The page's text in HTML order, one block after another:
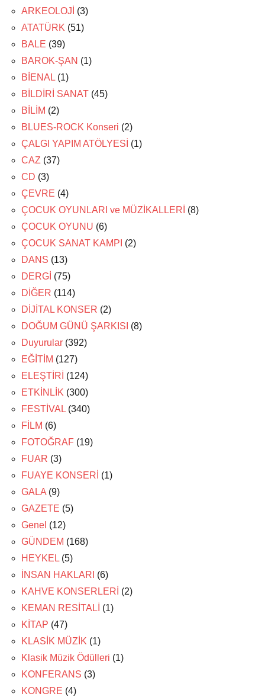
ARKEOLOJİ (3)
ATATÜRK (51)
BALE (39)
BAROK-ŞAN (1)
BİENAL (1)
BİLDİRİ SANAT (45)
BİLİM (2)
BLUES-ROCK Konseri (2)
ÇALGI YAPIM ATÖLYESİ (1)
CAZ (37)
CD (3)
ÇEVRE (4)
ÇOCUK OYUNLARI ve MÜZİKALLERİ (8)
ÇOCUK OYUNU (6)
ÇOCUK SANAT KAMPI (2)
DANS (13)
DERGİ (75)
DİĞER (114)
DİJİTAL KONSER (2)
DOĞUM GÜNÜ ŞARKISI (8)
Duyurular (392)
EĞİTİM (127)
ELEŞTİRİ (124)
ETKİNLİK (300)
FESTİVAL (340)
FİLM (6)
FOTOĞRAF (19)
FUAR (3)
FUAYE KONSERİ (1)
GALA (9)
GAZETE (5)
Genel (12)
GÜNDEM (168)
HEYKEL (5)
İNSAN HAKLARI (6)
KAHVE KONSERLERİ (2)
KEMAN RESİTALİ (1)
KİTAP (47)
KLASİK MÜZİK (1)
Klasik Müzik Ödülleri (1)
KONFERANS (3)
KONGRE (4)